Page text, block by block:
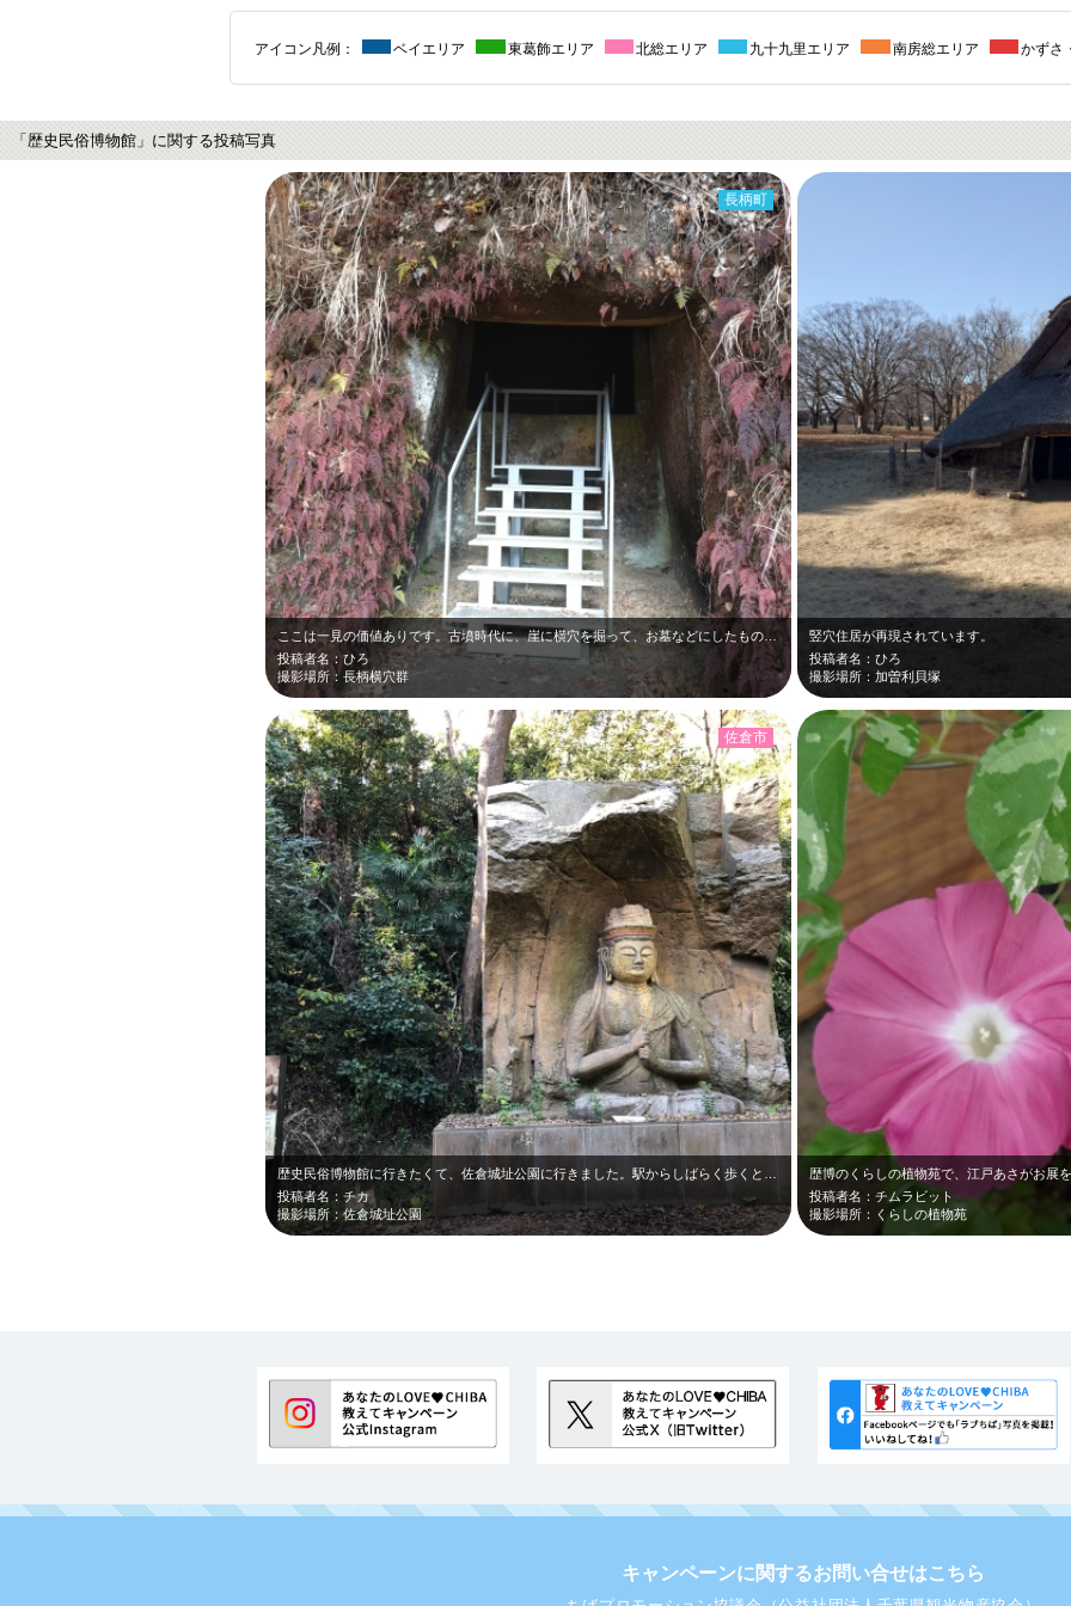
アイコン凡例： ベイエリア 東葛飾エリア 北総エリア 九十九里エリア 南房総エリア かずさ
「歴史民俗博物館」に関する投稿写真
投稿者名：ひろ
撮影場所：長柄横穴群
長柄町
竪穴住居が再現されています。
投稿者名：ひろ
撮影場所：加曽利貝塚
投稿者名：チカ
撮影場所：佐倉城址公園
佐倉市
投稿者名：チムラビット
撮影場所：くらしの植物苑
キャンペーンに関するお問い合せはこちら